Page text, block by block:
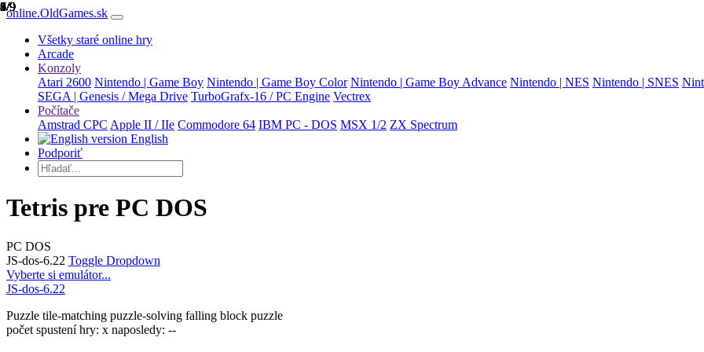
online.OldGames.sk
Všetky staré online hry
Arcade
Konzoly
Atari 2600 Nintendo | Game Boy Nintendo | Game Boy Color Nintendo | Game Boy Advance Nintendo | NES Nintendo | SNES
SEGA | Genesis / Mega Drive TurboGrafx-16 / PC Engine Vectrex
Počítače
Amstrad CPC Apple II / IIe Commodore 64 IBM PC - DOS MSX 1/2 ZX Spectrum
English
Podporiť
Tetris pre PC DOS
PC DOS
JS-dos-6.22 Toggle Dropdown
Vyberte si emulátor...
JS-dos-6.22
Puzzle tile-matching puzzle-solving falling block puzzle
počet spustení hry: x naposledy: --
1/9
2/9
3/9
4/9
5/9
6/9
7/9
8/9
9/9